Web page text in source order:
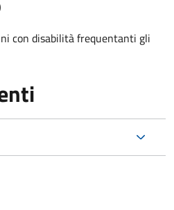
con disabilità frequentanti gli